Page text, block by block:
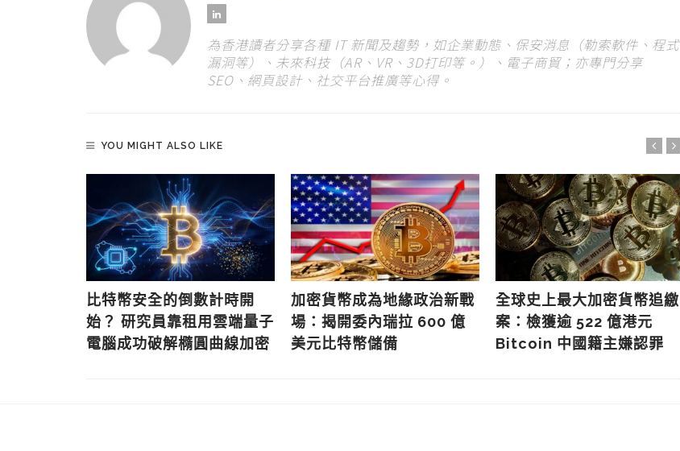
為香港讀者分享各種 IT 新聞及趨勢，如企業動態、保安消息（勒索軟件、程式
漏洞等）、未來科技（AR、VR、3D打印等。）、電子商貿；亦專門分享
SEO、網頁設計、社交平台推廣等心得。
YOU MIGHT ALSO LIKE
比特幣安全的倒數計時開
始？ 研究員靠租用雲端量子
電腦成功破解橢圓曲線加密
加密貨幣成為地緣政治新戰
場：揭開委內瑞拉 600 億
美元比特幣儲備
全球史上最大加密貨幣追繳
案：檢獲逾 522 億港元
Bitcoin 中國籍主嫌認罪